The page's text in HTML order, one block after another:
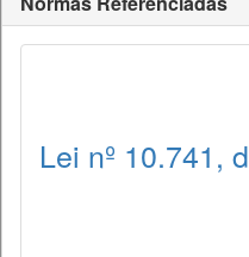
Lei nº 10.741,